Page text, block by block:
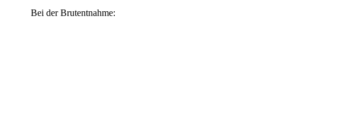
Bei der Brutentnahme: